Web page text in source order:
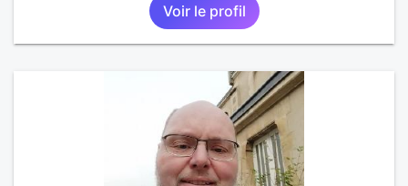
Voir le profil